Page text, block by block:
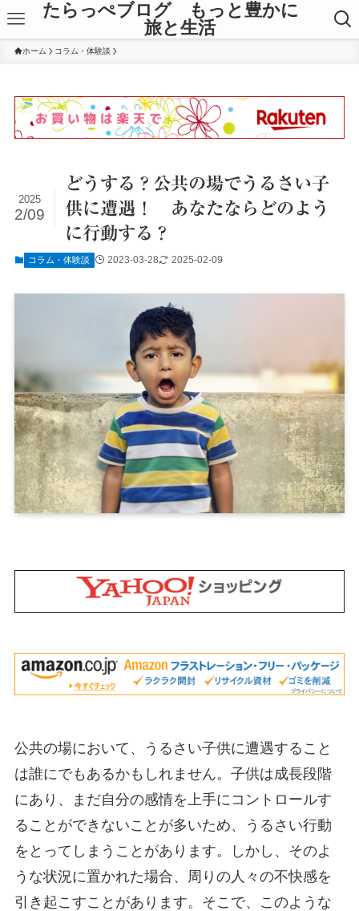
たらっぺブログ もっと豊かに
旅と生活
ホーム コラム・体験談
どうする？公共の場でうるさい子
供に遭遇！ あなたならどのよう
に行動する？
2025
2/09
コラム・体験談 2023-03-28 2025-02-09
公共の場において、うるさい子供に遭遇すること
は誰にでもあるかもしれません。子供は成長段階
にあり、まだ自分の感情を上手にコントロールす
ることができないことが多いため、うるさい行動
をとってしまうことがあります。しかし、そのよ
うな状況に置かれた場合、周りの人々の不快感を
引き起こすことがあります。そこで、このような